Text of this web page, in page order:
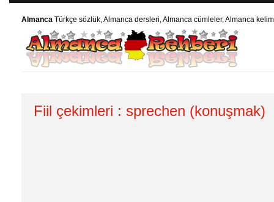
Almanca Türkçe sözlük, Almanca dersleri, Almanca cümleler, Almanca
Fiil çekimleri : sprechen (konuşmak)